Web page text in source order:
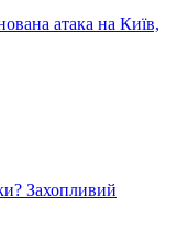
атака на Київ,
Захопливий